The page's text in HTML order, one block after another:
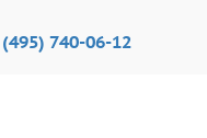
(495) 740-06-12